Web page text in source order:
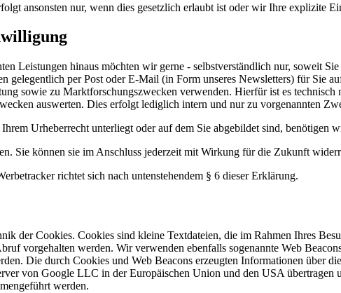
ansonsten nur, wenn dies gesetzlich erlaubt ist oder wir Ihre explizite
Leistungen hinaus möchten wir gerne - selbstverständlich nur, soweit
gelegentlich per Post oder E-Mail (in Form unseres Newsletters) für Sie
sowie zu Marktforschungszwecken verwenden. Hierfür ist es
auswerten. Dies erfolgt lediglich intern und nur zu vorgenannten
Urheberrecht unterliegt oder auf dem Sie abgebildet sind, benötigen
Sie können sie im Anschluss jederzeit mit Wirkung für die Zukunft
richtet sich nach untenstehendem § 6 dieser Erklärung.
der Cookies. Cookies sind kleine Textdateien, die im Rahmen Ihres
vorgehalten werden. Wir verwenden ebenfalls sogenannte Web
Die durch Cookies und Web Beacons erzeugten Informationen über
von Google LLC in der Europäischen Union und den USA
werden.